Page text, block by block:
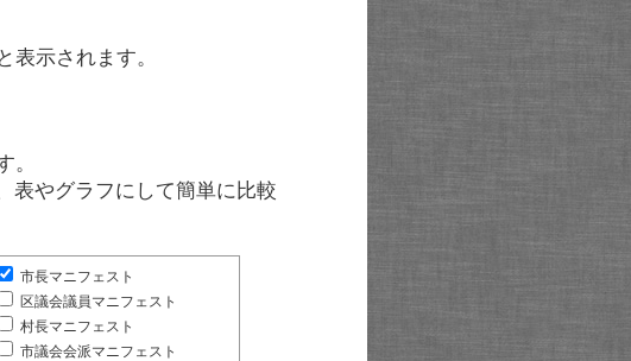
示されます。
。
表やグラフにして簡単に比較
市長マニフェスト
区議会議員マニフェスト
村長マニフェスト
市議会会派マニフェスト